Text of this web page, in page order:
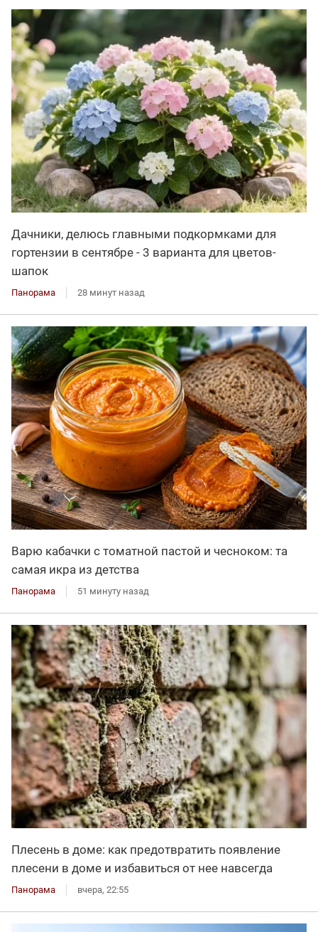
Дачники, делюсь главными подкормками для
гортензии в сентябре - 3 варианта для цветов-
шапок
Панорама 28 минут назад
Варю кабачки с томатной пастой и чесноком: та
самая икра из детства
Панорама 51 минуту назад
Плесень в доме: как предотвратить появление
плесени в доме и избавиться от нее навсегда
Панорама вчера, 22:55